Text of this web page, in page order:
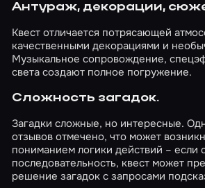
Антураж, декорации,
Квест отличается потрясающей
качественными декорациями и
Музыкальное сопровождение,
света создают полное погружение.
Сложность загадок.
Загадки сложные, но интересные.
отзывов отмечено, что может
пониманием логики действий – если
последовательность, квест может
решение загадок с запросами